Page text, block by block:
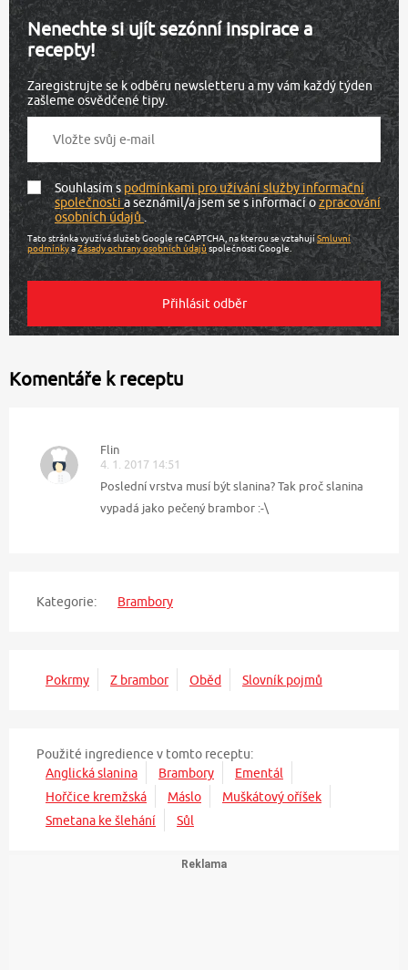
Nenechte si ujít sezónní inspirace a
recepty!
Zaregistrujte se k odběru newsletteru a my vám každý týden
zašleme osvědčené tipy.
Souhlasím spodmínkami pro užívání služby informační
společnostia seznámil/a jsem se s informací ozpracování
osobních údajů.
Tato stránka využívá služeb Google reCAPTCHA, na kterou se vztahujíSmluvní
podmínkyaZásady ochrany osobních údajů společnosti Google.
Komentáře k receptu
Flin
4. 1. 2017 14:51
Poslední vrstva musí být slanina? Tak proč slanina
vypadá jako pečený brambor :-\
Kategorie: Brambory
Pokrmy Z brambor Oběd Slovník pojmů
Použité ingredience v tomto receptu:
Anglická slanina
Brambory
Ementál
Hořčice kremžská
Máslo
Muškátový oříšek
Smetana ke šlehání
Sůl